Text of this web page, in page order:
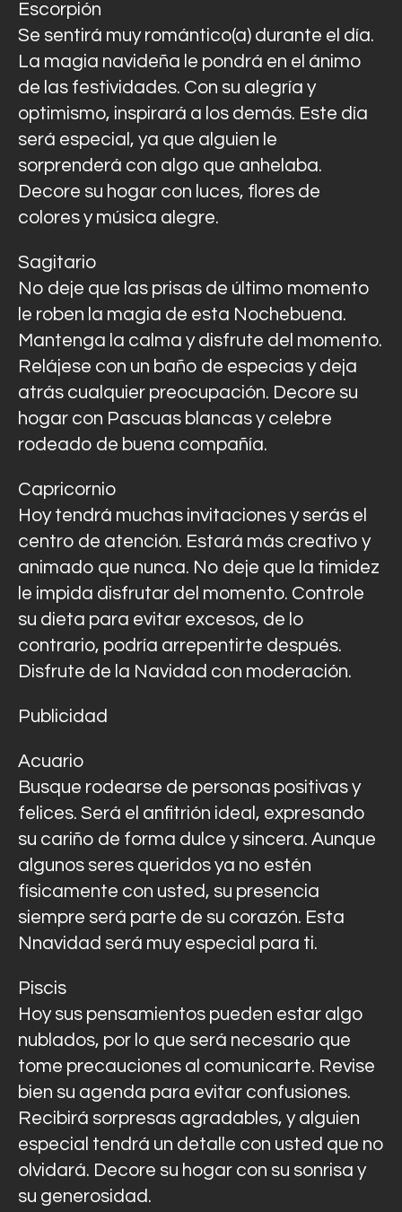
Escorpión
Se sentirá muy romántico(a) durante el día.
La magia navideña le pondrá en el ánimo
de las festividades. Con su alegría y
optimismo, inspirará a los demás. Este día
será especial, ya que alguien le
sorprenderá con algo que anhelaba.
Decore su hogar con luces, flores de
colores y música alegre.
Sagitario
No deje que las prisas de último momento
le roben la magia de esta Nochebuena.
Mantenga la calma y disfrute del momento.
Relájese con un baño de especias y deja
atrás cualquier preocupación. Decore su
hogar con Pascuas blancas y celebre
rodeado de buena compañía.
Capricornio
Hoy tendrá muchas invitaciones y serás el
centro de atención. Estará más creativo y
animado que nunca. No deje que la timidez
le impida disfrutar del momento. Controle
su dieta para evitar excesos, de lo
contrario, podría arrepentirte después.
Disfrute de la Navidad con moderación.
Publicidad
Acuario
Busque rodearse de personas positivas y
felices. Será el anfitrión ideal, expresando
su cariño de forma dulce y sincera. Aunque
algunos seres queridos ya no estén
físicamente con usted, su presencia
siempre será parte de su corazón. Esta
Nnavidad será muy especial para ti.
Piscis
Hoy sus pensamientos pueden estar algo
nublados, por lo que será necesario que
tome precauciones al comunicarte. Revise
bien su agenda para evitar confusiones.
Recibirá sorpresas agradables, y alguien
especial tendrá un detalle con usted que no
olvidará. Decore su hogar con su sonrisa y
su generosidad.